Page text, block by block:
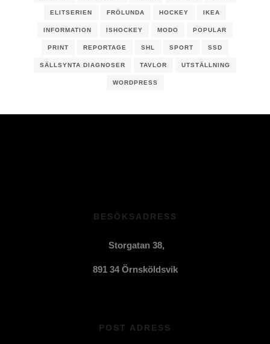
ELITSERIEN FRÖLUNDA HOCKEY IKEA
INFORMATION ISHOCKEY MODO POPULAR
PRINT REPORTAGE SHL SPORT SSD
SÄLLSYNTA DIAGNOSER TAVLOR UTSTÄLLNING
WORDPRESS
BESÖKSADRESS
Storgatan 38,
891 34 Örnsköldsvik
POST ADRESS